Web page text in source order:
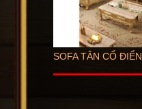
SOFA TÂN CỔ